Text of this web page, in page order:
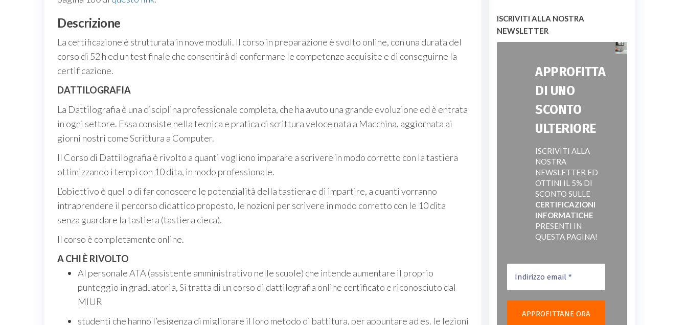
Descrizione
La certificazione è strutturata in nove moduli. Il corso in preparazione è svolto online, con una durata del
corso di 52 h ed un test finale che consentirà di confermare le competenze acquisite e di conseguirne la
certificazione.
DATTILOGRAFIA
La Dattilografia è una disciplina professionale completa, che ha avuto una grande evoluzione ed è entrata
in ogni settore. Essa consiste nella tecnica e pratica di scrittura veloce nata a Macchina, aggiornata ai
giorni nostri comeScrittura a Computer.
Il Corso di Dattilografia è rivolto a quanti vogliono imparare a scrivere in modo corretto con la tastiera
ottimizzando i tempi con 10 dita, in modo professionale.
L’obiettivo è quello di far conoscere le potenzialità della tastiera e di impartire, a quanti vorranno
intraprendere il percorso didattico proposto, le nozioni per scrivere in modo corretto con le 10 dita
senza guardare la tastiera (tastiera cieca).
Il corso è completamente online.
A CHI È RIVOLTO
Al personale ATA (assistente amministrativo nelle scuole) che intende aumentare il proprio
punteggio in graduatoria, Si tratta di un corso di dattilografia online certificato e riconosciuto dal
MIUR
studenti che hanno l’esigenza di migliorare il loro metodo di battitura, per appuntare ad es. le lezioni
ISCRIVITI ALLA NOSTRA
NEWSLETTER
APPROFITTA
DI UNO
SCONTO
ULTERIORE
ISCRIVITI ALLA
NOSTRA
NEWSLETTER ED
OTTINI IL 5% DI
SCONTO SULLE
CERTIFICAZIONI
INFORMATICHE
PRESENTI IN
QUESTA PAGINA!